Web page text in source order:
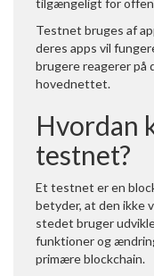
Testnet bruges af
deres apps vil
brugere reagerer på
hovednettet.
Hvordan
testnet?
Et testnet er en
betyder, at den ikke
stedet bruger
funktioner og
primære blockchain.